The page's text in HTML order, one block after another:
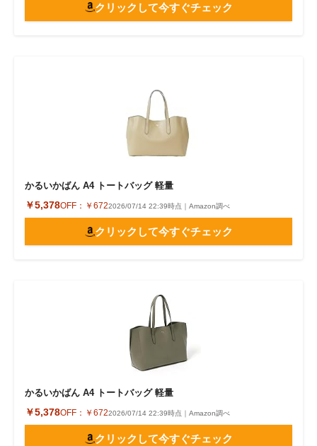
クリックして今すぐチェック
かるいかばん A4 トートバッグ 軽量
￥5,378OFF： ￥6722026/07/14 22:39時点｜Amazon調べ
クリックして今すぐチェック
かるいかばん A4 トートバッグ 軽量
￥5,378OFF： ￥6722026/07/14 22:39時点｜Amazon調べ
クリックして今すぐチェック